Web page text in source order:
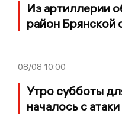
Из артиллерии
район Брянской
08/08 10:00
Утро субботы
началось с